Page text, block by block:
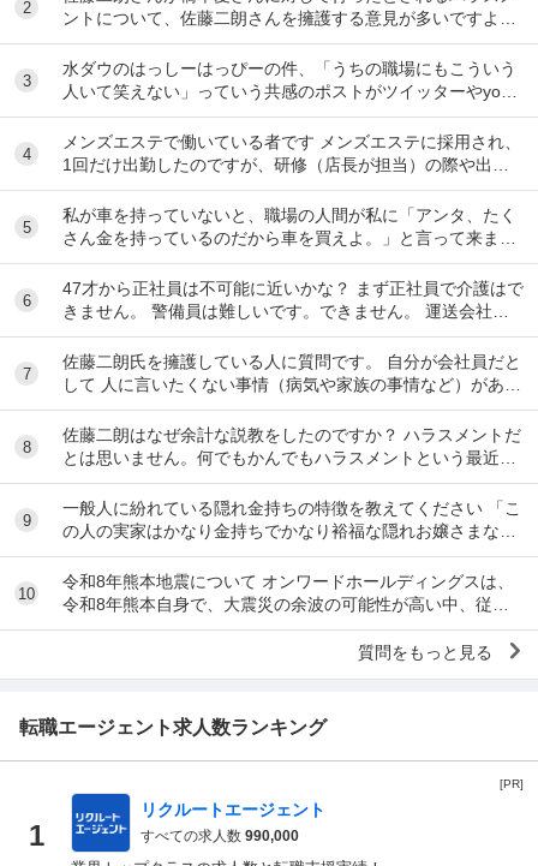
2
ントについて、佐藤二朗さんを擁護する意見が多いですよ
ね。 これは極端に言えば、 「ハラスメントでは...
3
水ダウのはっしーはっぴーの件、「うちの職場にもこういう
人いて笑えない」っていう共感のポストがツイッターやyout
ubeのコメント欄に多すぎてそっちに驚いて...
4
メンズエステで働いている者です メンズエステに採用され、
1回だけ出勤したのですが、研修（店長が担当）の際や出勤
時に「元々デリをやっていたなら」という理由で...
5
私が車を持っていないと、職場の人間が私に「アンタ、たく
さん金を持っているのだから車を買えよ。」と言って来ま
す。 でも なんで しんどい思いをして働いた金で...
6
47才から正社員は不可能に近いかな？ まず正社員で介護はで
きません。 警備員は難しいです。できません。 運送会社の
運転手は無理です。できません 過去にうつ...
7
佐藤二朗氏を擁護している人に質問です。 自分が会社員だと
して 人に言いたくない事情（病気や家族の事情など）があ
り、上司や総務等に相談した結果、仕事内容を...
8
佐藤二朗はなぜ余計な説教をしたのですか？ ハラスメントだ
とは思いません。何でもかんでもハラスメントという最近の
風潮に反対です。ただ、橋本愛からすれば良い気...
9
一般人に紛れている隠れ金持ちの特徴を教えてください 「こ
の人の実家はかなり金持ちでかなり裕福な隠れお嬢さまなん
だな」とわかる特徴を教えてください 私の...
10
令和8年熊本地震について オンワードホールディングスは、
令和8年熊本自身で、大震災の余波の可能性が高い中、従業
員に売上金の確保（金庫への預け入れ）を優先さ...
質問をもっと見る
転職エージェント求人数ランキング
[PR]
1
リクルートエージェント
すべての求人数 990,000